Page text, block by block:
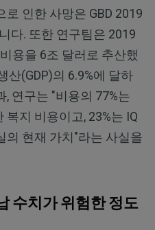
인한 사망은 GBD 2019
다. 또한 연구팀은 2019
용을 6조 달러로 추산했
산(GDP)의 6.9%에 달하
연구는 "비용의 77%는
지 비용이고, 23%는 IQ
의 현재 가치"라는 사실을
수치가 위험한 정도